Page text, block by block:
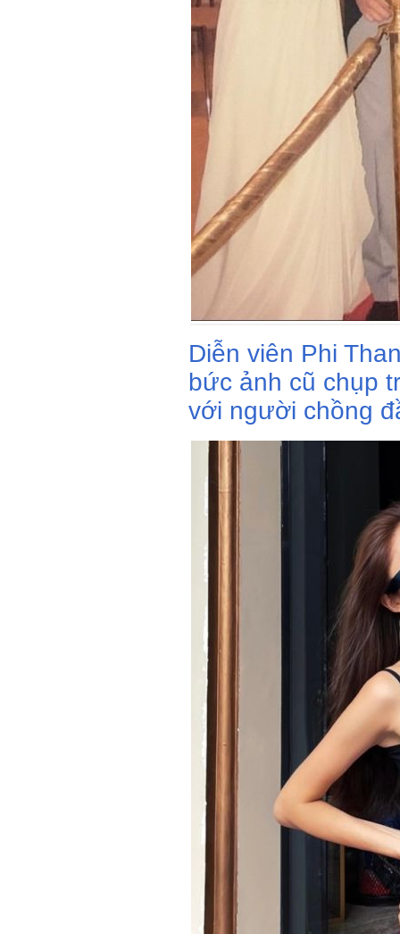
Diễn viên Phi
bức ảnh cũ chụp
với người chồng